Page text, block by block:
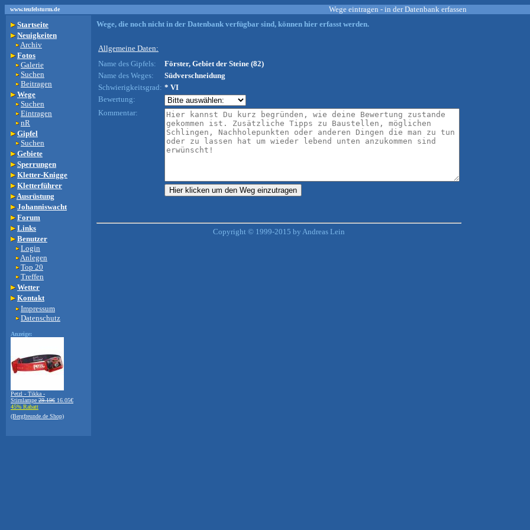
www.teufelsturm.de Wege eintragen - in der Datenbank erfassen
Startseite
Neuigkeiten
Archiv
Fotos
Galerie
Suchen
Beitragen
Wege
Suchen
Eintragen
nR
Gipfel
Suchen
Gebiete
Sperrungen
Kletter-Knigge
Kletterführer
Ausrüstung
Johanniswacht
Forum
Links
Benutzer
Login
Anlegen
Top 20
Treffen
Wetter
Kontakt
Impressum
Datenschutz
Anzeige:
Petzl - Tikka -
Stirnlampe 29.19€ 16.05€
45% Rabatt
(Bergfreunde.de Shop)
Wege, die noch nicht in der Datenbank verfügbar sind, können hier erfasst werden.
Allgemeine Daten:
Name des Gipfels:
Förster, Gebiet der Steine (82)
Name des Weges:
Südverschneidung
Schwierigkeitsgrad: * VI
Bewertung:
Kommentar:
Copyright © 1999-2015 by Andreas Lein